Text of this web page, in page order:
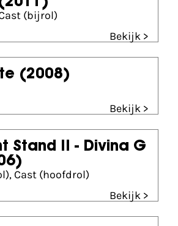
(bijrol)
Bekijk >
(2008)
Bekijk >
Stand II - Divina G
Cast (hoofdrol)
Bekijk >